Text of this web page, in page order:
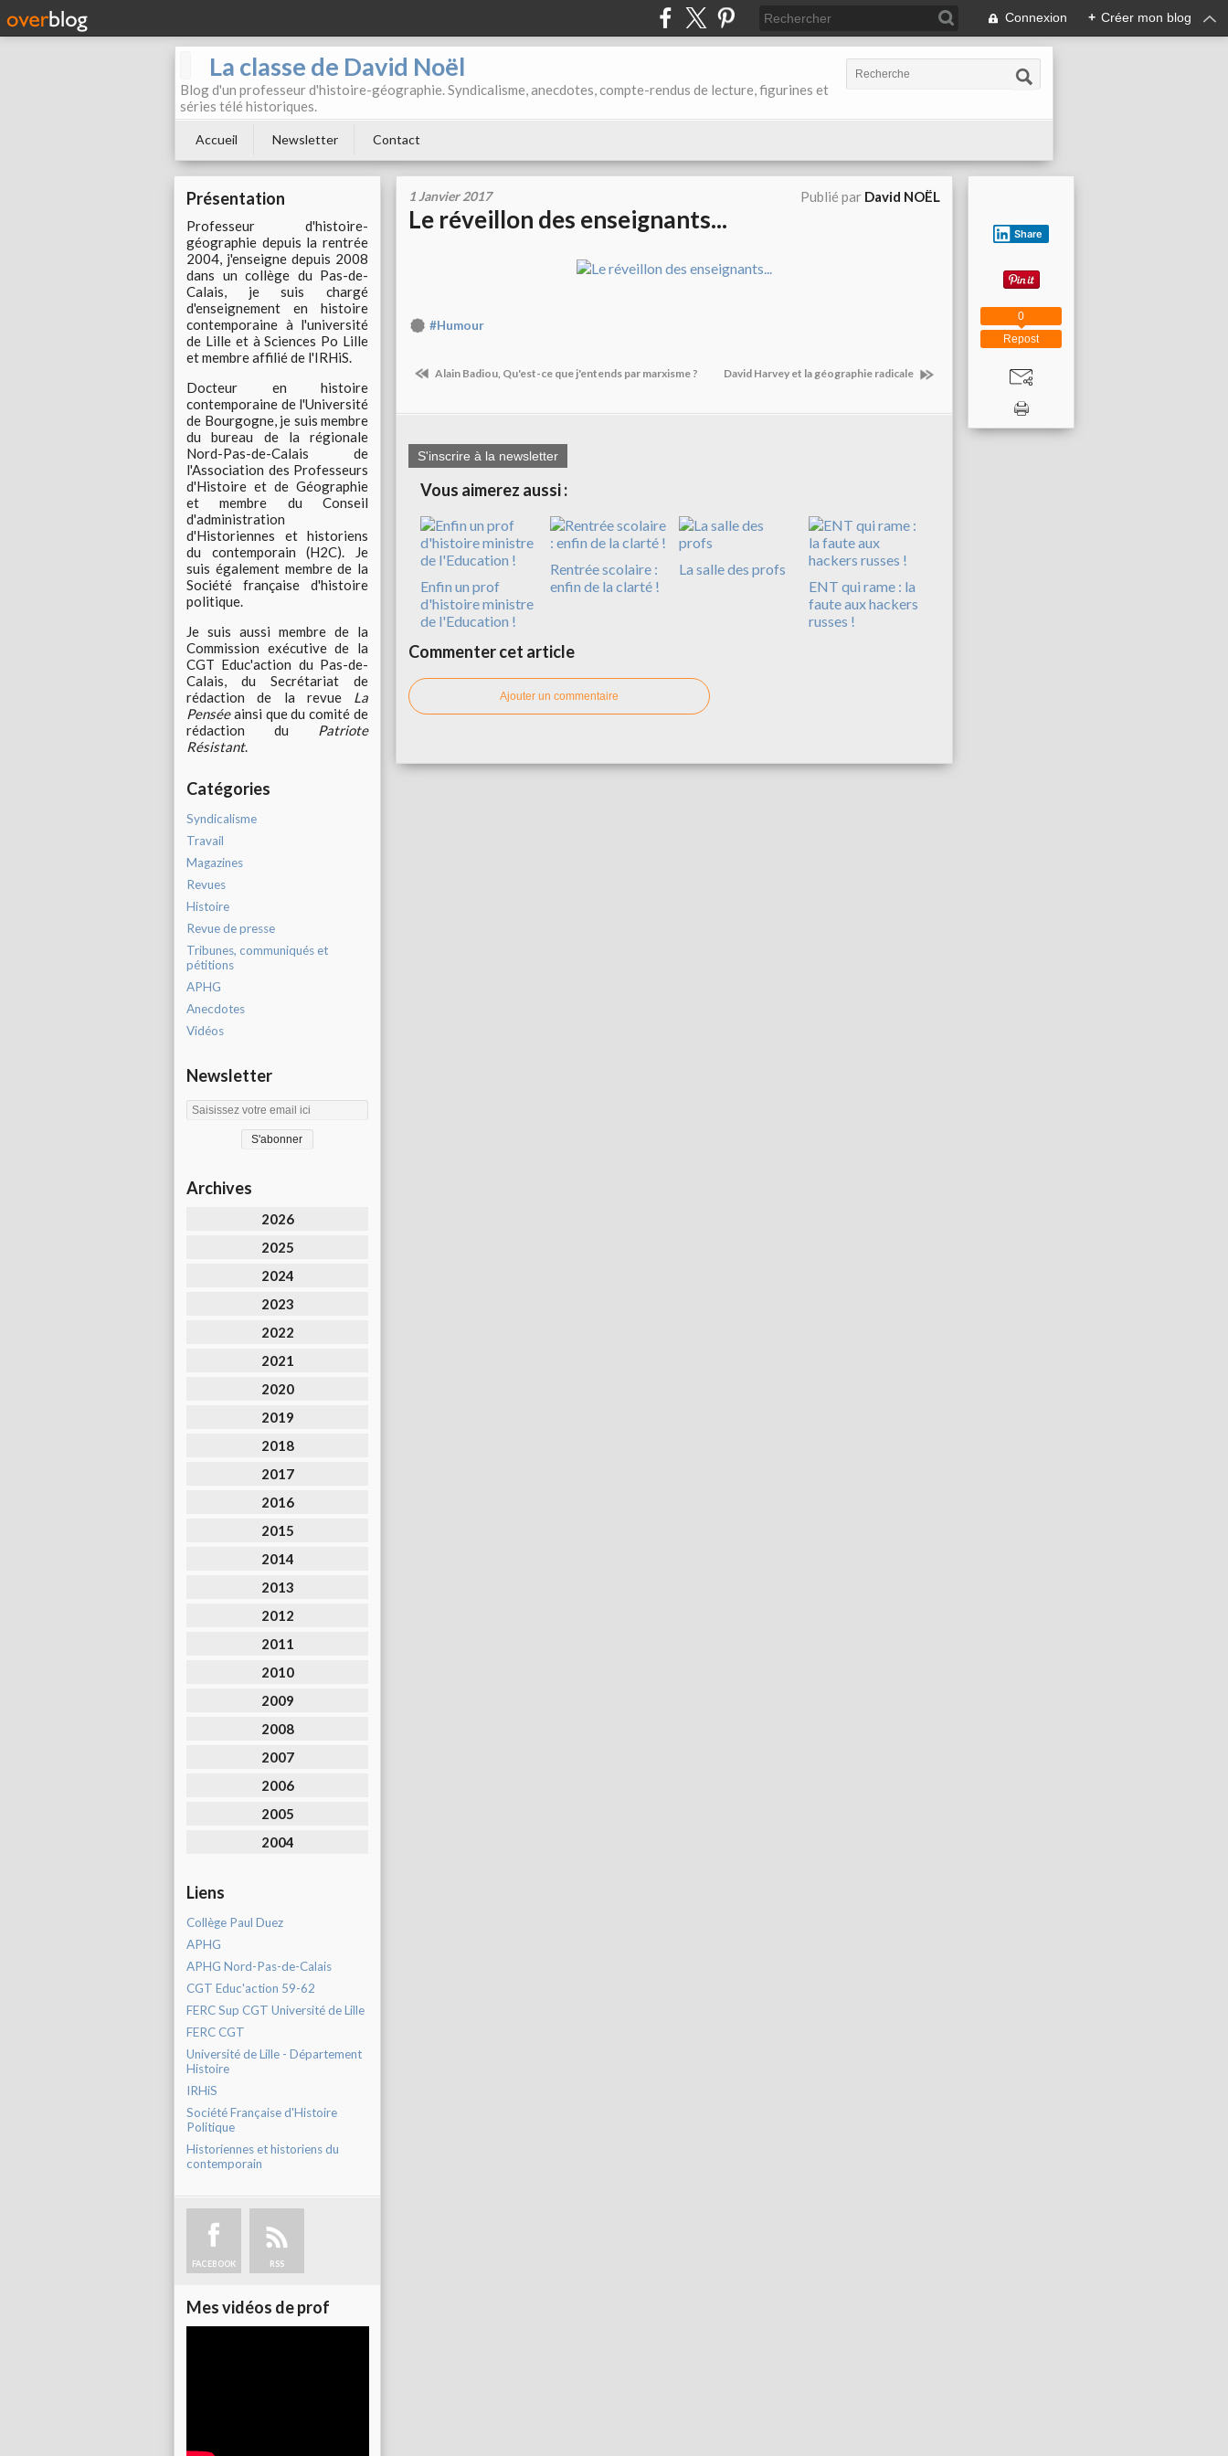
Connexion + Créer mon blog
La classe de David Noël
Blog d'un professeur d'histoire-géographie. Syndicalisme, anecdotes, compte-rendus de lecture, figurines et
séries télé historiques.
Accueil Newsletter Contact
Présentation
Professeur d'histoire-
géographie depuis la rentrée
2004, j'enseigne depuis 2008
dans un collège du Pas-de-
Calais, je suis chargé
d'enseignement en histoire
contemporaine à l'université
de Lille et à Sciences Po Lille
et membre affilié de l'IRHiS.
Docteur en histoire
contemporaine de l'Université
de Bourgogne, je suis membre
du bureau de la régionale
Nord-Pas-de-Calais de
l'Association des Professeurs
d'Histoire et de Géographie
et membre du Conseil
d'administration
d'Historiennes et historiens
du contemporain (H2C). Je
suis également membre de la
Société française d'histoire
politique.
Je suis aussi membre de la
Commission exécutive de la
CGT Educ'action du Pas-de-
Calais, du Secrétariat de
rédaction de la revue La
Penséeainsi que du comité de
rédaction du Patriote
Résistant.
Catégories
Syndicalisme
Travail
Magazines
Revues
Histoire
Revue de presse
Tribunes, communiqués et
pétitions
APHG
Anecdotes
Vidéos
Newsletter
Archives
2026
2025
2024
2023
2022
2021
2020
2019
2018
2017
2016
2015
2014
2013
2012
2011
2010
2009
2008
2007
2006
2005
2004
Liens
Collège Paul Duez
APHG
APHG Nord-Pas-de-Calais
CGT Educ'action 59-62
FERC Sup CGT Université de Lille
FERC CGT
Université de Lille - Département
Histoire
IRHiS
Société Française d'Histoire
Politique
Historiennes et historiens du
contemporain
FACEBOOK RSS
Mes vidéos de prof
1 Janvier 2017 Publié par David NOËL
Le réveillon des enseignants...
#Humour
Alain Badiou, Qu'est-ce que j'entends par marxisme ? David Harvey et la géographie radicale
S'inscrire à la newsletter
Vous aimerez aussi :
Enfin un prof
d'histoire ministre
de l'Education !
Rentrée scolaire :
enfin de la clarté !
La salle des profs
ENT qui rame : la
faute aux hackers
russes !
Commenter cet article
Ajouter un commentaire
Share
Repost
0